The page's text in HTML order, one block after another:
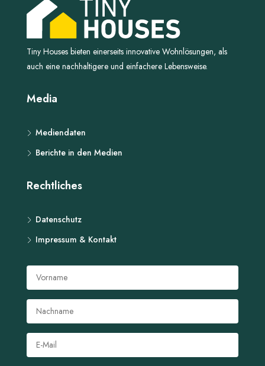
Tiny Houses bieten einerseits innovative Wohnlösungen, als
auch eine nachhaltigere und einfachere Lebensweise.
Media
Mediendaten
Berichte in den Medien
Rechtliches
Datenschutz
Impressum & Kontakt